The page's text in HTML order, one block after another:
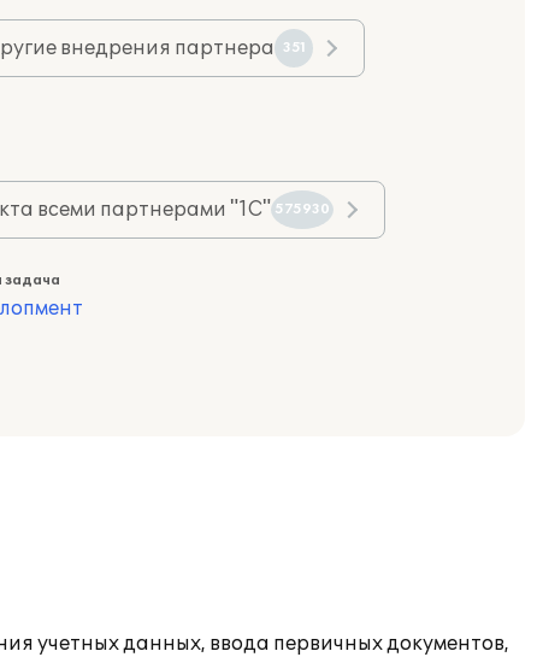
внедрения партнера 351
всеми партнерами "1С" 575930
задача
учетных данных, ввода первичных документов,